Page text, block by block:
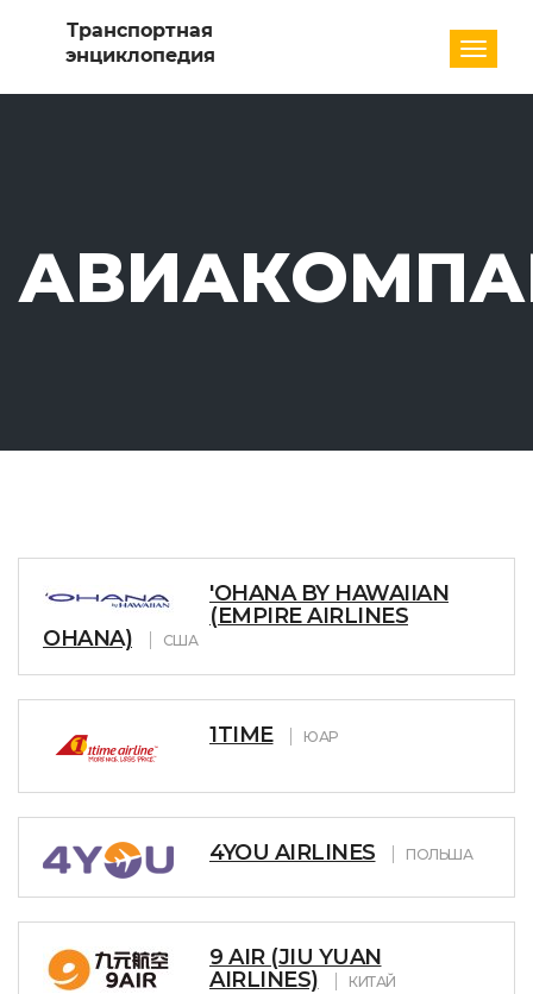
'OHANA BY HAWAIIAN
(EMPIRE AIRLINES
OHANA)
США
1TIME ЮАР
4YOU AIRLINES ПОЛЬША
9 AIR (JIU YUAN
AIRLINES)
КИТАЙ